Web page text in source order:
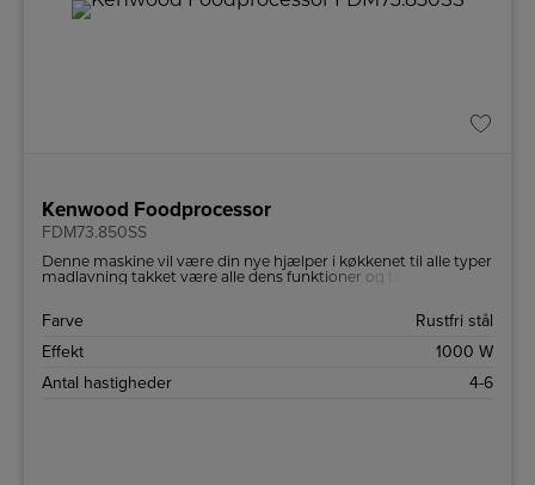
Kenwood Foodprocessor
FDM73.850SS
Denne maskine vil være din nye hjælper i køkkenet til alle typer
madlavning takket være alle dens funktioner og tilbehør.
Farve
Rustfri stål
Effekt
1000 W
Antal hastigheder
4-6